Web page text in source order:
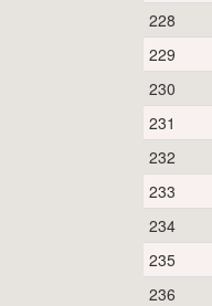
228
229
230
231
232
233
234
235
236